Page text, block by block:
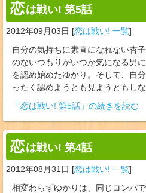
恋は戦い! 第5話
2012年09月03日 [恋は戦い! 一覧]
自分の気持ちに素直になれない杏
のないつもりがいつか気になる男
を認め始めたゆかり。そして、自
ったく認めようとも見ようともし
「恋は戦い! 第5話」の続きを読む
恋は戦い! 第4話
2012年08月31日 [恋は戦い! 一覧]
相変わらずゆかりは、同じコンパ